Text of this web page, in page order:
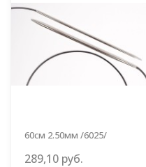
60см 2.50мм /6025/
289,10 руб.